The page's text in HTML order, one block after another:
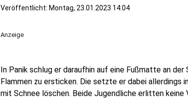
Veröffentlicht: Montag, 23.01.2023 14:04
Anzeige
In Panik schlug er daraufhin auf eine Fußmatte an
Flammen zu ersticken. Die setzte er dabei allerdings
mit Schnee löschen. Beide Jugendliche erlitten keine